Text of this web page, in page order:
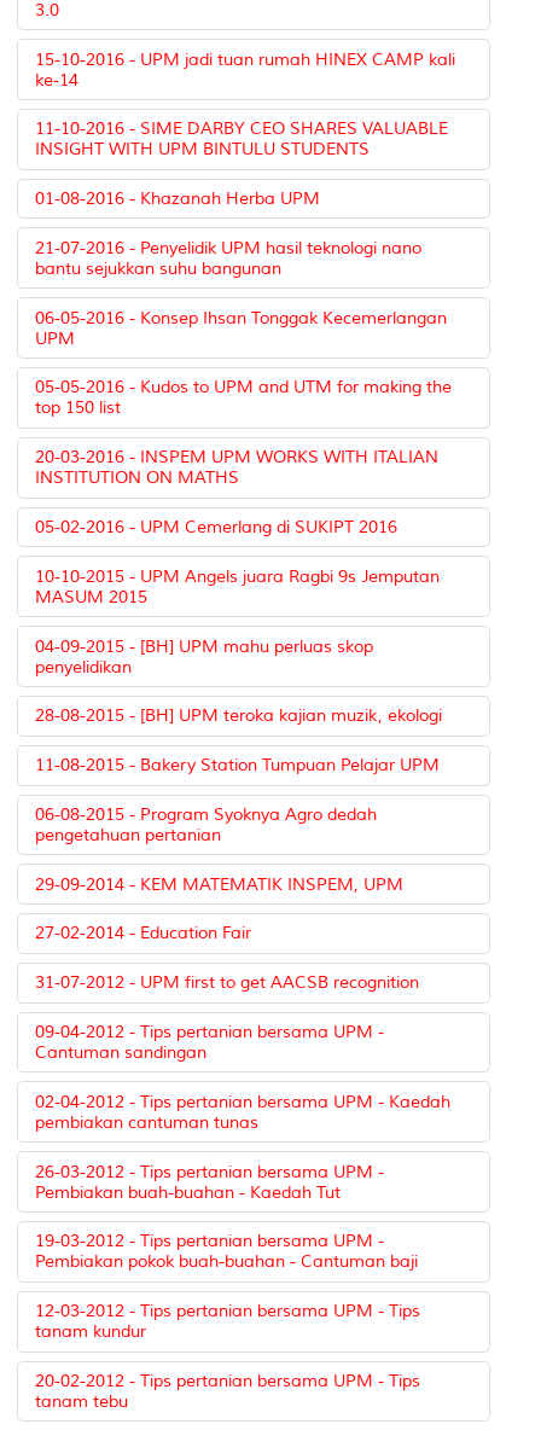
3.0
15-10-2016 - UPM jadi tuan rumah HINEX CAMP kali
ke-14
11-10-2016 - SIME DARBY CEO SHARES VALUABLE
INSIGHT WITH UPM BINTULU STUDENTS
01-08-2016 - Khazanah Herba UPM
21-07-2016 - Penyelidik UPM hasil teknologi nano
bantu sejukkan suhu bangunan
06-05-2016 - Konsep Ihsan Tonggak Kecemerlangan
UPM
05-05-2016 - Kudos to UPM and UTM for making the
top 150 list
20-03-2016 - INSPEM UPM WORKS WITH ITALIAN
INSTITUTION ON MATHS
05-02-2016 - UPM Cemerlang di SUKIPT 2016
10-10-2015 - UPM Angels juara Ragbi 9s Jemputan
MASUM 2015
04-09-2015 - [BH] UPM mahu perluas skop
penyelidikan
28-08-2015 - [BH] UPM teroka kajian muzik, ekologi
11-08-2015 - Bakery Station Tumpuan Pelajar UPM
06-08-2015 - Program Syoknya Agro dedah
pengetahuan pertanian
29-09-2014 - KEM MATEMATIK INSPEM, UPM
27-02-2014 - Education Fair
31-07-2012 - UPM first to get AACSB recognition
09-04-2012 - Tips pertanian bersama UPM -
Cantuman sandingan
02-04-2012 - Tips pertanian bersama UPM - Kaedah
pembiakan cantuman tunas
26-03-2012 - Tips pertanian bersama UPM -
Pembiakan buah-buahan - Kaedah Tut
19-03-2012 - Tips pertanian bersama UPM -
Pembiakan pokok buah-buahan - Cantuman baji
12-03-2012 - Tips pertanian bersama UPM - Tips
tanam kundur
20-02-2012 - Tips pertanian bersama UPM - Tips
tanam tebu